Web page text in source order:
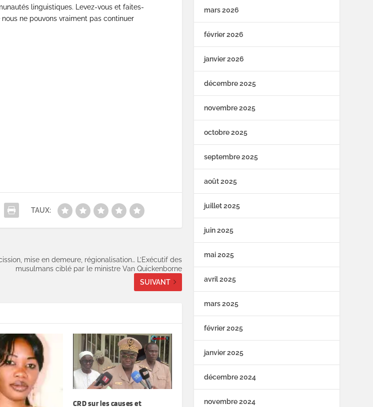
linguistiques. Levez-vous et faites-
ne pouvons vraiment pas continuer
TAUX:
mise en demeure, régionalisation… L’Exécutif des
musulmans ciblé par le ministre Van Quickenborne
SUIVANT
CRD sur les causes et
mars 2026
février 2026
janvier 2026
décembre 2025
novembre 2025
octobre 2025
septembre 2025
août 2025
juillet 2025
juin 2025
mai 2025
avril 2025
mars 2025
février 2025
janvier 2025
décembre 2024
novembre 2024